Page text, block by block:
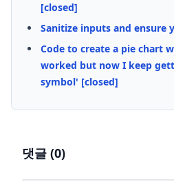
[closed]
Sanitize inputs and ensure
Code to create a pie chart
worked but now I keep
symbol' [closed]
댓글 (0)